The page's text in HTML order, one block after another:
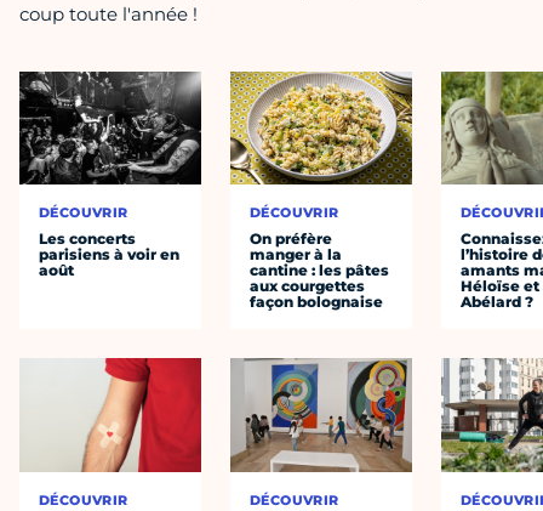
coup toute l'année !
DÉCOUVRIR
Les concerts
parisiens à voir en
août
DÉCOUVRIR
DÉCOUVRIR
On préfère
manger à la
cantine : les pâtes
aux courgettes
façon bolognaise
DÉCOUVRIR
l’histoire
amants
Héloïse et
Abélard ?